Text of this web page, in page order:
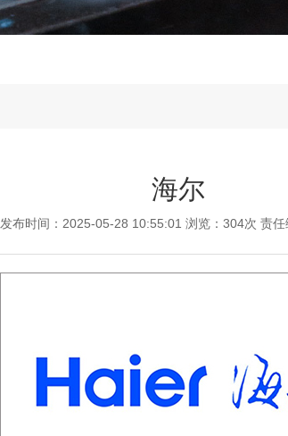
海尔
发布时间：2025-05-28 10:55:01 浏览：304次 责任